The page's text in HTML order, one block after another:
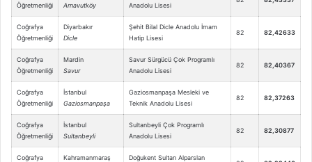
Öğretmenliği
Arnavutköy
Anadolu Lisesi
Coğrafya
Öğretmenliği
Diyarbakır
Dicle
Şehit Bilal Dicle Anadolu İmam
Hatip Lisesi
82 82,42633
Coğrafya
Öğretmenliği
Mardin
Savur
Savur Sürgücü Çok Programlı
Anadolu Lisesi
82 82,40367
Coğrafya
Öğretmenliği
İstanbul
Gaziosmanpaşa
Gaziosmanpaşa Mesleki ve
Teknik Anadolu Lisesi
82 82,37263
Coğrafya
Öğretmenliği
İstanbul
Sultanbeyli
Sultanbeyli Çok Programlı
Anadolu Lisesi
82 82,30877
Coğrafya Kahramanmaraş Doğukent Sultan Alparslan